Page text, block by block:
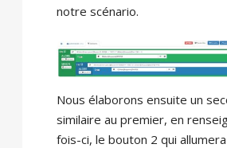
notre scénario.
Nous élaborons ensuite un
similaire au premier, en
fois-ci, le bouton 2 qui